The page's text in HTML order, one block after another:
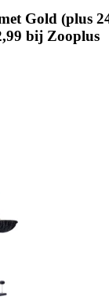
Gold (plus
bij Zooplus